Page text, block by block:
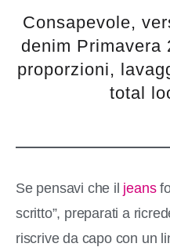
Consapevole,
denim Primavera
proporzioni,
total
Se pensavi che il jeans
scritto”, preparati a
riscrive da capo con un